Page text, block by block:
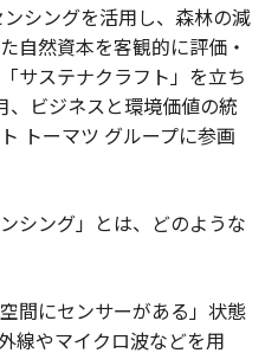
シングを活用し、森林の減
自然資本を客観的に評価・
サステナクラフト」を立ち
、ビジネスと環境価値の統
トーマツ グループに参画
ンシング」とは、どのような
間にセンサーがある」状態
線やマイクロ波などを用